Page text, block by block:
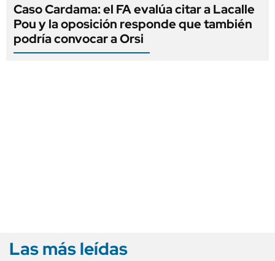
Caso Cardama: el FA evalúa citar a Lacalle
Pou y la oposición responde que también
podría convocar a Orsi
Las más leídas